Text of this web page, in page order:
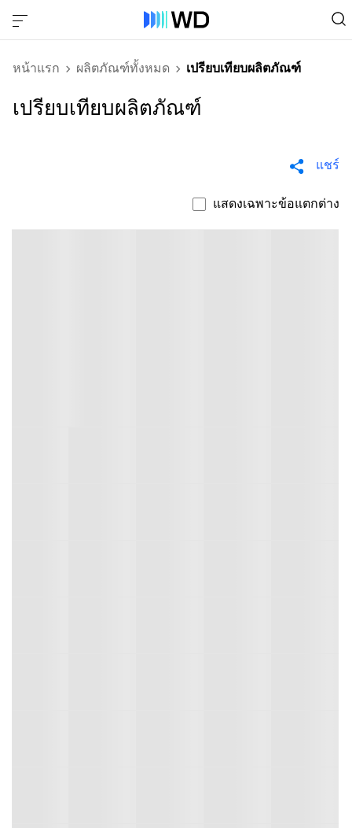
หน้าแรก ผลิตภัณฑ์ทั้งหมด เปรียบเทียบผลิตภัณฑ์
เปรียบเทียบผลิตภัณฑ์
แชร์
แสดงเฉพาะข้อแตกต่าง